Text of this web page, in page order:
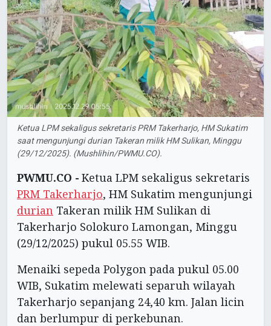
Ketua LPM sekaligus sekretaris PRM Takerharjo, HM Sukatim
saat mengunjungi durian Takeran milik HM Sulikan, Minggu
(29/12/2025). (Mushlihin/PWMU.CO).
PWMU.CO - Ketua LPM sekaligus sekretaris
PRM Takerharjo, HM Sukatim mengunjungi
durian Takeran milik HM Sulikan di
Takerharjo Solokuro Lamongan, Minggu
(29/12/2025) pukul 05.55 WIB.
Menaiki sepeda Polygon pada pukul 05.00
WIB, Sukatim melewati separuh wilayah
Takerharjo sepanjang 24,40 km. Jalan licin
dan berlumpur di perkebunan.